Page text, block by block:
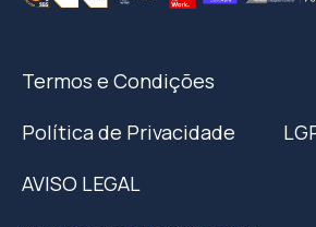
Termos e Condições
Política de Privacidade
AVISO LEGAL